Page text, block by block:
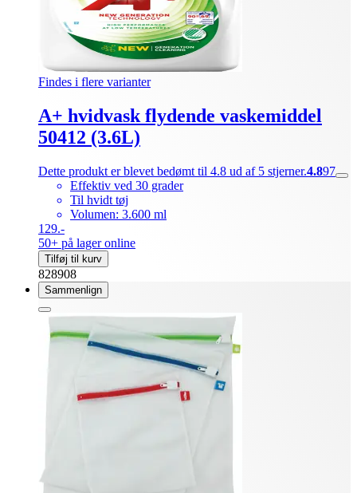
Findes i flere varianter
A+ hvidvask flydende vaskemiddel
50412 (3.6L)
Dette produkt er blevet bedømt til 4.8 ud af 5 stjerner.4.897
Effektiv ved 30 grader
Til hvidt tøj
Volumen: 3.600 ml
129.-
50+ på lager online
Tilføj til kurv
828908
Sammenlign